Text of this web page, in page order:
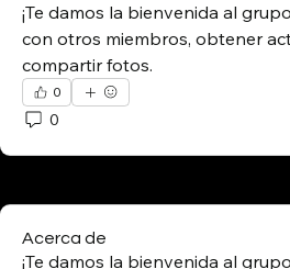
¡Te damos la bienvenida al
con otros miembros, obtener
compartir fotos.
0
0
Acerca de
¡Te damos la bienvenida al